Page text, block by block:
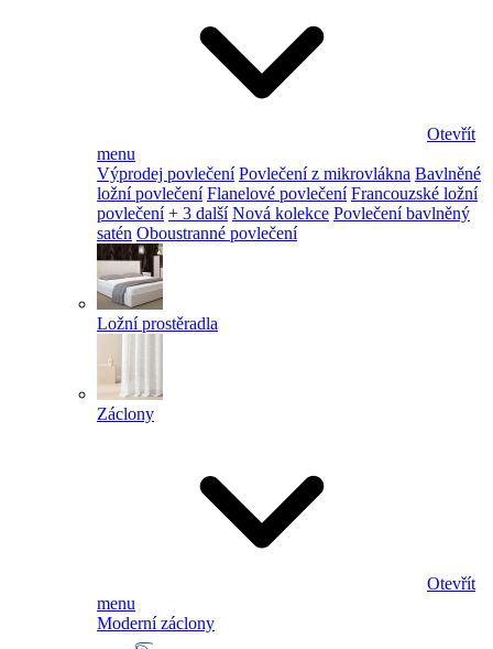
Otevřít
menu
Výprodej povlečení Povlečení z mikrovlákna Bavlněné
ložní povlečení Flanelové povlečení Francouzské ložní
povlečení + 3 další Nová kolekce Povlečení bavlněný
satén Oboustranné povlečení
Ložní prostěradla
Záclony
Otevřít
menu
Moderní záclony